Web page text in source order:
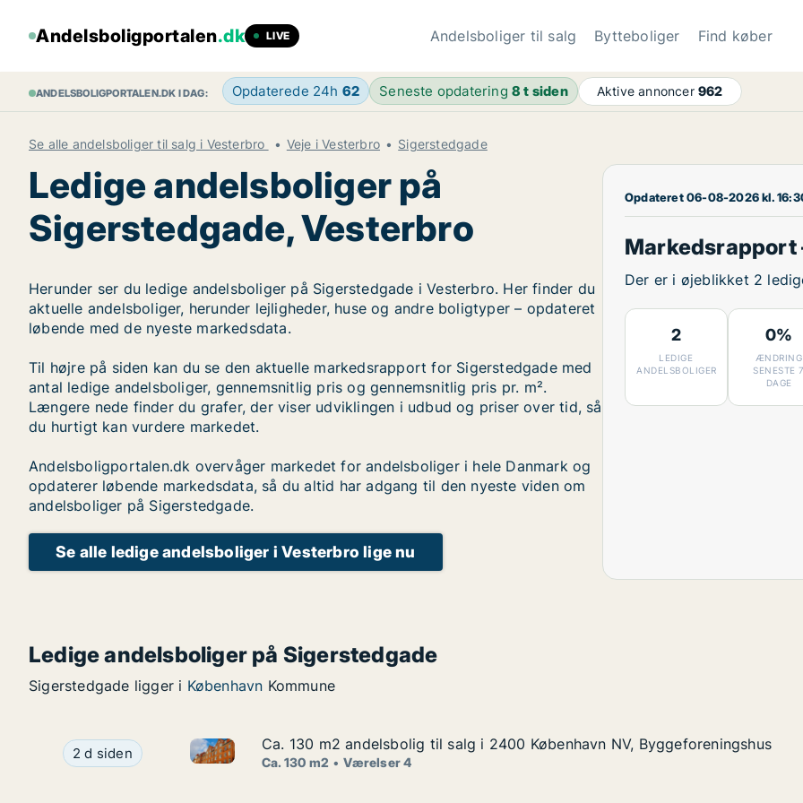
Andelsboligportalen.dk LIVE Andelsboliger til salg Bytteboliger Find køber
ANDELSBOLIGPORTALEN.DK I DAG: Opdaterede 24h 62 Seneste opdatering8 t siden Aktive annoncer962
Se alle andelsboliger til salg i Vesterbro Veje i Vesterbro Sigerstedgade
Ledige andelsboliger på
Sigerstedgade, Vesterbro
Herunder ser du ledige andelsboliger på Sigerstedgade i Vesterbro. Her finder du
aktuelle andelsboliger, herunder lejligheder, huse og andre boligtyper – opdateret
løbende med de nyeste markedsdata.
Til højre på siden kan du se den aktuelle markedsrapport for Sigerstedgade med
antal ledige andelsboliger, gennemsnitlig pris og gennemsnitlig pris pr. m².
Længere nede finder du grafer, der viser udviklingen i udbud og priser over tid, så
du hurtigt kan vurdere markedet.
Andelsboligportalen.dk overvåger markedet for andelsboliger i hele Danmark og
opdaterer løbende markedsdata, så du altid har adgang til den nyeste viden om
andelsboliger på Sigerstedgade.
Se alle ledige andelsboliger i Vesterbro lige nu
Opdateret 06-08-2026 kl.
Markedsrapport
Der er i øjeblikket 2
2
LEDIGE
ANDELSBOLIGER
0%
ÆNDRING
SENESTE 7
DAGE
Ledige andelsboliger på Sigerstedgade
Sigerstedgade ligger i København Kommune
Ca. 130 m2 andelsbolig til salg i 2400 København NV, Byggeforeningshus
2 d siden Ca. 130 m2 andelsbolig til salg i 2400 København NV, Byggeforeningshus
Ca. 130 m2 andelsbolig til salg i 2400 København NV, Byggeforeningshus
Ca. 130 m2 andelsbolig til salg i 2400 København NV, Byggeforeningshus
Ca. 130 m2 Værelser 4